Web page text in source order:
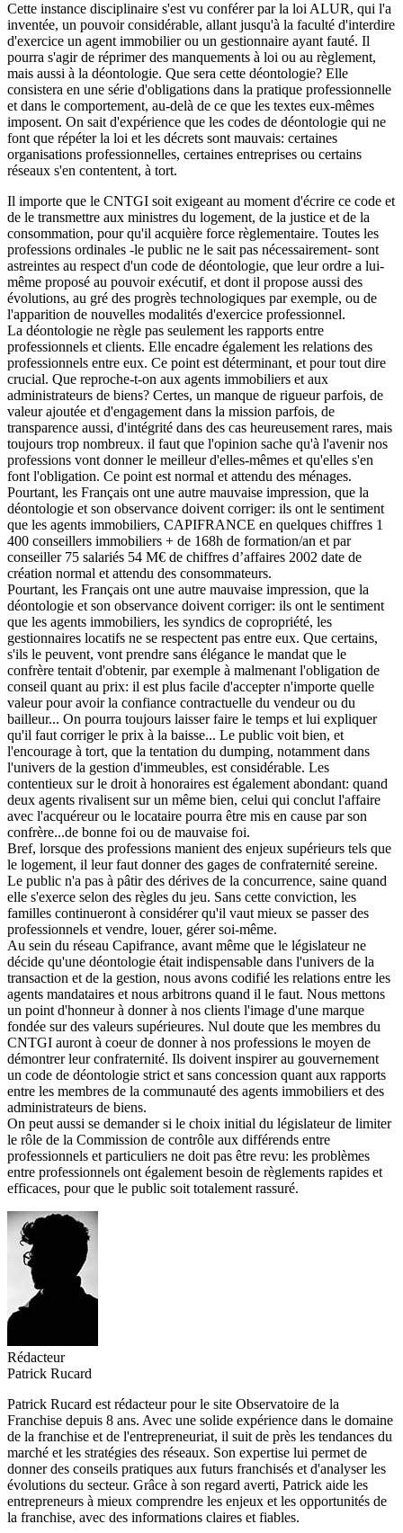
Cette instance disciplinaire s'est vu conférer par la loi ALUR, qui l'a
inventée, un pouvoir considérable, allant jusqu'à la faculté d'interdire
d'exercice un agent immobilier ou un gestionnaire ayant fauté. Il
pourra s'agir de réprimer des manquements à loi ou au règlement,
mais aussi à la déontologie. Que sera cette déontologie? Elle
consistera en une série d'obligations dans la pratique professionnelle
et dans le comportement, au-delà de ce que les textes eux-mêmes
imposent. On sait d'expérience que les codes de déontologie qui ne
font que répéter la loi et les décrets sont mauvais: certaines
organisations professionnelles, certaines entreprises ou certains
réseaux s'en contentent, à tort.
Il importe que le CNTGI soit exigeant au moment d'écrire ce code et
de le transmettre aux ministres du logement, de la justice et de la
consommation, pour qu'il acquière force règlementaire. Toutes les
professions ordinales -le public ne le sait pas nécessairement- sont
astreintes au respect d'un code de déontologie, que leur ordre a lui-
même proposé au pouvoir exécutif, et dont il propose aussi des
évolutions, au gré des progrès technologiques par exemple, ou de
l'apparition de nouvelles modalités d'exercice professionnel.
La déontologie ne règle pas seulement les rapports entre
professionnels et clients. Elle encadre également les relations des
professionnels entre eux. Ce point est déterminant, et pour tout dire
crucial. Que reproche-t-on aux agents immobiliers et aux
administrateurs de biens? Certes, un manque de rigueur parfois, de
valeur ajoutée et d'engagement dans la mission parfois, de
transparence aussi, d'intégrité dans des cas heureusement rares, mais
toujours trop nombreux. il faut que l'opinion sache qu'à l'avenir nos
professions vont donner le meilleur d'elles-mêmes et qu'elles s'en
font l'obligation. Ce point est normal et attendu des ménages.
Pourtant, les Français ont une autre mauvaise impression, que la
déontologie et son observance doivent corriger: ils ont le sentiment
que les agents immobiliers, CAPIFRANCE en quelques chiffres 1
400 conseillers immobiliers + de 168h de formation/an et par
conseiller 75 salariés 54 M€ de chiffres d’affaires 2002 date de
création normal et attendu des consommateurs.
Pourtant, les Français ont une autre mauvaise impression, que la
déontologie et son observance doivent corriger: ils ont le sentiment
que les agents immobiliers, les syndics de copropriété, les
gestionnaires locatifs ne se respectent pas entre eux. Que certains,
s'ils le peuvent, vont prendre sans élégance le mandat que le
confrère tentait d'obtenir, par exemple à malmenant l'obligation de
conseil quant au prix: il est plus facile d'accepter n'importe quelle
valeur pour avoir la confiance contractuelle du vendeur ou du
bailleur... On pourra toujours laisser faire le temps et lui expliquer
qu'il faut corriger le prix à la baisse... Le public voit bien, et
l'encourage à tort, que la tentation du dumping, notamment dans
l'univers de la gestion d'immeubles, est considérable. Les
contentieux sur le droit à honoraires est également abondant: quand
deux agents rivalisent sur un même bien, celui qui conclut l'affaire
avec l'acquéreur ou le locataire pourra être mis en cause par son
confrère...de bonne foi ou de mauvaise foi.
Bref, lorsque des professions manient des enjeux supérieurs tels que
le logement, il leur faut donner des gages de confraternité sereine.
Le public n'a pas à pâtir des dérives de la concurrence, saine quand
elle s'exerce selon des règles du jeu. Sans cette conviction, les
familles continueront à considérer qu'il vaut mieux se passer des
professionnels et vendre, louer, gérer soi-même.
Au sein du réseau Capifrance, avant même que le législateur ne
décide qu'une déontologie était indispensable dans l'univers de la
transaction et de la gestion, nous avons codifié les relations entre les
agents mandataires et nous arbitrons quand il le faut. Nous mettons
un point d'honneur à donner à nos clients l'image d'une marque
fondée sur des valeurs supérieures. Nul doute que les membres du
CNTGI auront à coeur de donner à nos professions le moyen de
démontrer leur confraternité. Ils doivent inspirer au gouvernement
un code de déontologie strict et sans concession quant aux rapports
entre les membres de la communauté des agents immobiliers et des
administrateurs de biens.
On peut aussi se demander si le choix initial du législateur de limiter
le rôle de la Commission de contrôle aux différends entre
professionnels et particuliers ne doit pas être revu: les problèmes
entre professionnels ont également besoin de règlements rapides et
efficaces, pour que le public soit totalement rassuré.
Rédacteur
Patrick Rucard
Patrick Rucard est rédacteur pour le site Observatoire de la
Franchise depuis 8 ans. Avec une solide expérience dans le domaine
de la franchise et de l'entrepreneuriat, il suit de près les tendances du
marché et les stratégies des réseaux. Son expertise lui permet de
donner des conseils pratiques aux futurs franchisés et d'analyser les
évolutions du secteur. Grâce à son regard averti, Patrick aide les
entrepreneurs à mieux comprendre les enjeux et les opportunités de
la franchise, avec des informations claires et fiables.